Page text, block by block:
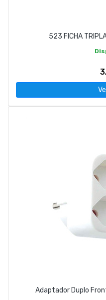
523 FICHA
Adaptador Duplo